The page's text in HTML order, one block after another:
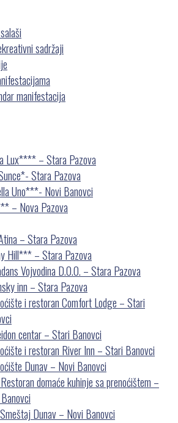
sadržaji
manifestacija
Lux**** – Stara Pazova
Stara Pazova
Uno***- Novi Banovci
– Nova Pazova
– Stara Pazova
Hill*** – Stara Pazova
Vojvodina D.O.O. – Stara Pazova
inn – Stara Pazova
i restoran Comfort Lodge – Stari
centar – Stari Banovci
i restoran River Inn – Stari Banovci
Dunav – Novi Banovci
domaće kuhinje sa prenoćištem –
Dunav – Novi Banovci